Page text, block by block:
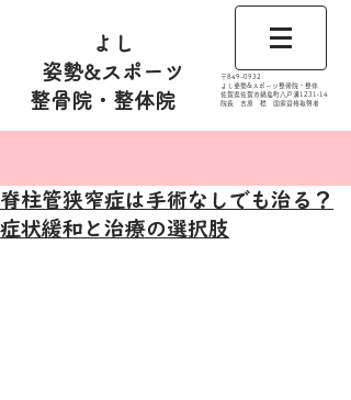
よし
姿勢&スポーツ
整骨院・整体院
​〒849-0932
よし姿勢&スポーツ整骨院・整体
佐賀県佐賀市鍋島町八戸溝1231‐14
​​院長 吉原 稔​ 国家資格取得者
脊柱管狭窄症は手術なしでも治る？
症状緩和と治療の選択肢